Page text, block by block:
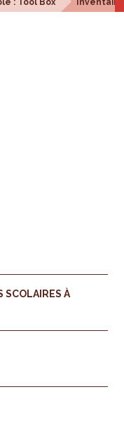
: Tool Box
SCOLAIRES À